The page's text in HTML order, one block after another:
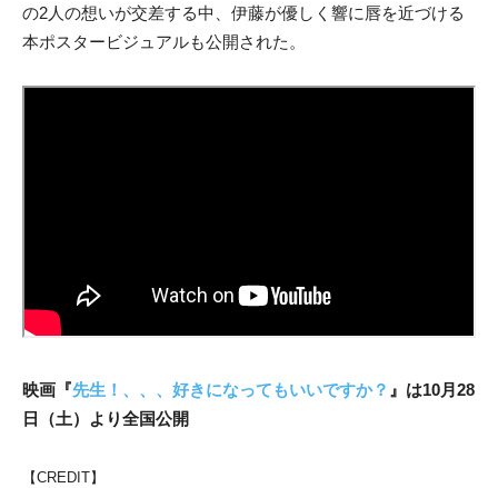
の2人の想いが交差する中、伊藤が優しく響に唇を近づける
本ポスタービジュアルも公開された。
映画『先生！、、、好きになってもいいですか？ 』は10月28
日（土）より全国公開
【CREDIT】